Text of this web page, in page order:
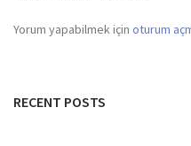
Yorum yapabilmek için oturum
RECENT POSTS